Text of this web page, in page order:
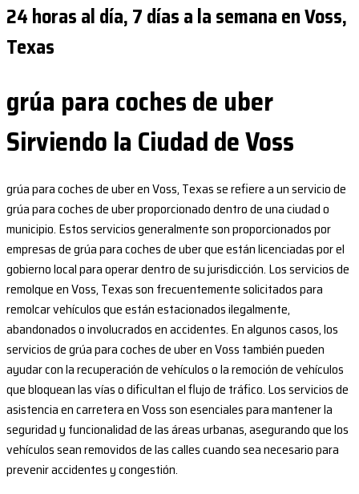
24 horas al día, 7 días a la semana en Voss,
Texas
grúa para coches de uber
Sirviendo la Ciudad de Voss
grúa para coches de uber en Voss, Texas se refiere a un servicio de
grúa para coches de uber proporcionado dentro de una ciudad o
municipio. Estos servicios generalmente son proporcionados por
empresas de grúa para coches de uber que están licenciadas por el
gobierno local para operar dentro de su jurisdicción. Los servicios de
remolque en Voss, Texas son frecuentemente solicitados para
remolcar vehículos que están estacionados ilegalmente,
abandonados o involucrados en accidentes. En algunos casos, los
servicios de grúa para coches de uber en Voss también pueden
ayudar con la recuperación de vehículos o la remoción de vehículos
que bloquean las vías o dificultan el flujo de tráfico. Los servicios de
asistencia en carretera en Voss son esenciales para mantener la
seguridad y funcionalidad de las áreas urbanas, asegurando que los
vehículos sean removidos de las calles cuando sea necesario para
prevenir accidentes y congestión.